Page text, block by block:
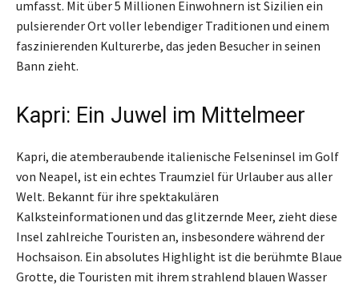
umfasst. Mit über 5 Millionen Einwohnern ist Sizilien ein
pulsierender Ort voller lebendiger Traditionen und einem
faszinierenden Kulturerbe, das jeden Besucher in seinen
Bann zieht.
Kapri: Ein Juwel im Mittelmeer
Kapri, die atemberaubende italienische Felseninsel im Golf
von Neapel, ist ein echtes Traumziel für Urlauber aus aller
Welt. Bekannt für ihre spektakulären
Kalksteinformationen und das glitzernde Meer, zieht diese
Insel zahlreiche Touristen an, insbesondere während der
Hochsaison. Ein absolutes Highlight ist die berühmte Blaue
Grotte, die Touristen mit ihrem strahlend blauen Wasser